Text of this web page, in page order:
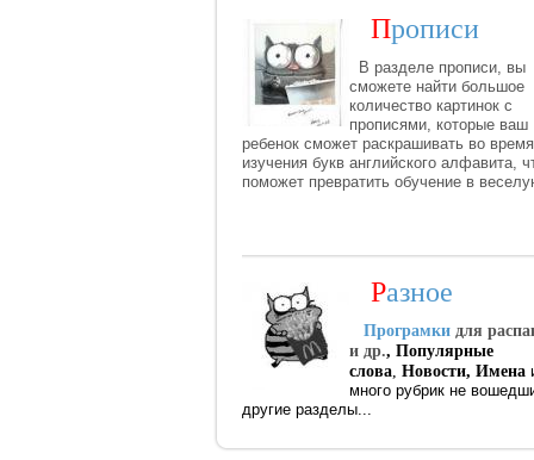
Прописи
В разделе прописи, вы
сможете найти большое
количество картинок с
прописями, которые ваш
ребенок сможет раскрашивать во время
изучения букв английского алфавита,
поможет превратить обучение в
Разное
Програмки для
и др., Популярные
слова Новости, Имена
много рубрик не
другие разделы...